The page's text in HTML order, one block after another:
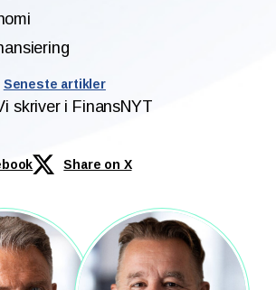
Seneste artikler
skriver i FinansNYT
Share on X